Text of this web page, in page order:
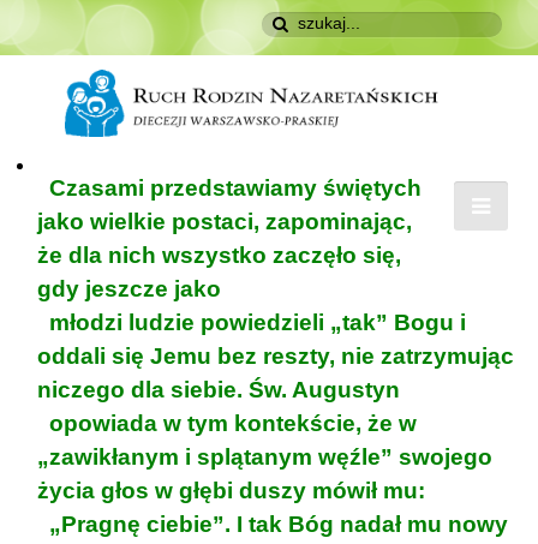
Czasami przedstawiamy świętych
jako wielkie postaci, zapominając,
że dla nich wszystko zaczęło się,
gdy jeszcze jako
młodzi ludzie powiedzieli „tak” Bogu i
oddali się Jemu bez reszty, nie zatrzymując
niczego dla siebie. Św. Augustyn
opowiada w tym kontekście, że w
„zawikłanym i splątanym węźle” swojego
życia głos w głębi duszy mówił mu:
„Pragnę ciebie”. I tak Bóg nadał mu nowy